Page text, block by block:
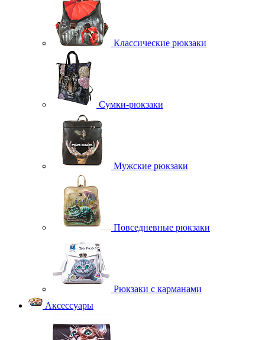
Классические рюкзаки
Сумки-рюкзаки
Мужские рюкзаки
Повседневные рюкзаки
Рюкзаки с карманами
Аксессуары